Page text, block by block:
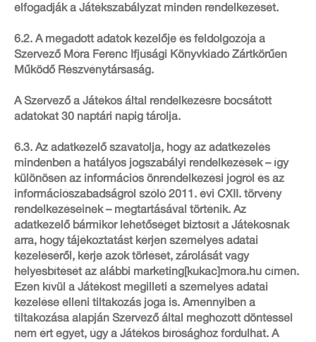
elfogadják a Játékszabályzat minden rendelkezését.
6.2. A megadott adatok kezelője és feldolgozója a
Szervező Móra Ferenc Ifjúsági Könyvkiadó Zártkörűen
Működő Részvénytársaság.
A Szervező a Játékos által rendelkezésre bocsátott
adatokat 30 naptári napig tárolja.
6.3. Az adatkezelő szavatolja, hogy az adatkezelés
mindenben a hatályos jogszabályi rendelkezések – így
különösen az információs önrendelkezési jogról és az
információszabadságról szóló 2011. évi CXII. törvény
rendelkezéseinek – megtartásával történik. Az
adatkezelő bármikor lehetőséget biztosít a Játékosnak
arra, hogy tájékoztatást kérjen személyes adatai
kezeléséről, kérje azok törlését, zárolását vagy
helyesbítését az alábbi marketing[kukac]mora.hu címen.
Ezen kívül a Játékost megilleti a személyes adatai
kezelése elleni tiltakozás joga is. Amennyiben a
tiltakozása alapján Szervező által meghozott döntéssel
nem ért egyet, úgy a Játékos bírósághoz fordulhat. A